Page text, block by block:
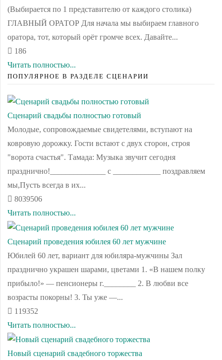
(Выбирается по 1 представителю от каждого столика)
ГЛАВНЫЙ ОРАТОР Для начала мы выбираем главного
оратора, тот, который орёт громче всех. Давайте...
186
Читать полностью...
ПОПУЛЯРНОЕ В РАЗДЕЛЕ СЦЕНАРИИ
Сценарий свадьбы полностью готовый
Молодые, сопровождаемые свидетелями, вступают на
ковровую дорожку. Гости встают с двух сторон, строя
"ворота счастья". Тамада: Музыка звучит сегодня
празднично!______________ с ____________ поздравляем
мы,Пусть всегда в их...
8039506
Читать полностью...
Сценарий проведения юбилея 60 лет мужчине
Юбилей 60 лет, вариант для юбиляра-мужчины Зал
празднично украшен шарами, цветами 1. «В нашем полку
прибыло!» — пенсионеры г.________ 2. В любви все
возрасты покорны! 3. Ты уже —...
119352
Читать полностью...
Новый сценарий свадебного торжества